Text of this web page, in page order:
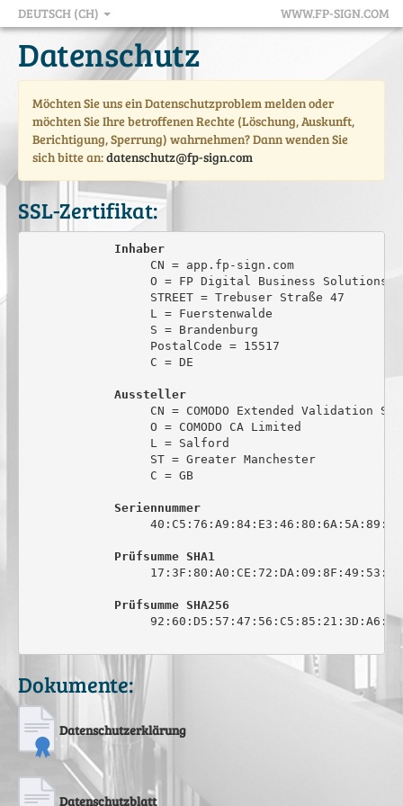
DEUTSCH (CH) WWW.FP-SIGN.COM
Datenschutz
Möchten Sie uns ein Datenschutzproblem melden oder
möchten Sie Ihre betroffenen Rechte (Löschung, Auskunft,
Berichtigung, Sperrung) wahrnehmen? Dann wenden Sie
sich bitte an:datenschutz@fp-sign.com
SSL-Zertifikat:
Inhaber
                 CN = app.fp-sign.com
O = FP Digital Business Solutions
                 STREET = Trebuser Straße 47
                 L = Fuerstenwalde
                 S = Brandenburg
                 PostalCode = 15517
                 C = DE
Aussteller
CN = COMODO Extended Validation
                 O = COMODO CA Limited
                 L = Salford
                 ST = Greater Manchester
                 C = GB
Seriennummer
Prüfsumme SHA1
Prüfsumme SHA256
Dokumente:
Datenschutzerklärung
Datenschutzblatt